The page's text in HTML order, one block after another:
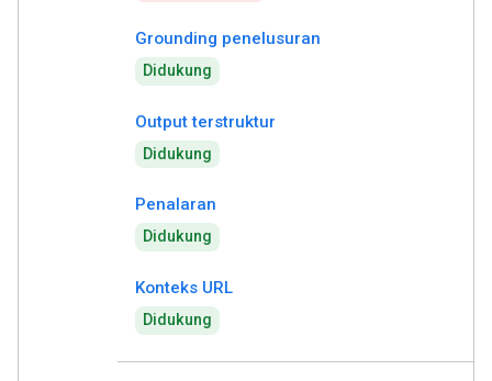
Grounding penelusuran
Didukung
Output terstruktur
Didukung
Penalaran
Didukung
Konteks URL
Didukung